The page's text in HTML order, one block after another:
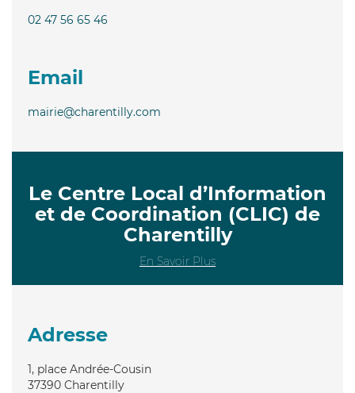
02 47 56 65 46
Email
mairie@charentilly.com
Le Centre Local d’Information
et de Coordination (CLIC) de
Charentilly
En Savoir Plus
Adresse
1, place Andrée-Cousin
37390 Charentilly